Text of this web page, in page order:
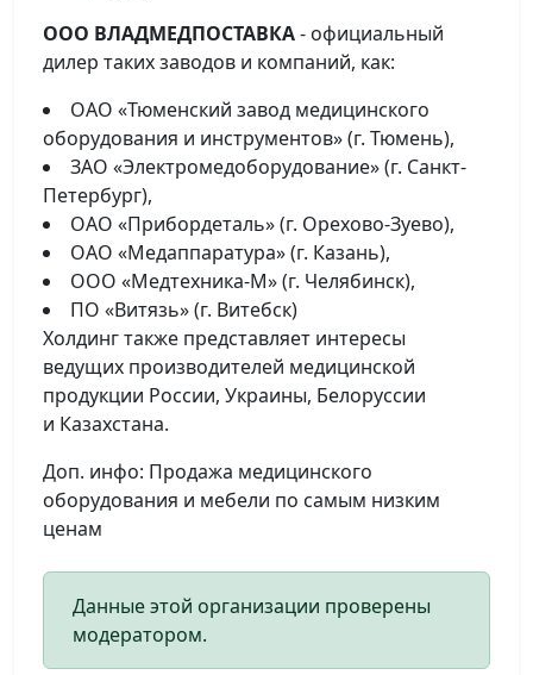
ООО ВЛАДМЕДПОСТАВКА- официальный
дилер таких заводов и компаний, как:
ОАО «Тюменский завод медицинского
оборудования и инструментов» (г. Тюмень),
ЗАО «Электромедоборудование» (г. Санкт-
Петербург),
ОАО «Прибордеталь» (г. Орехово-Зуево),
ОАО «Медаппаратура» (г. Казань),
ООО «Медтехника-М» (г. Челябинск),
ПО «Витязь» (г. Витебск)
Холдинг также представляет интересы
ведущих производителей медицинской
продукции России, Украины, Белоруссии
и Казахстана.
Доп. инфо: Продажа медицинского
оборудования и мебели по самым низким
ценам
Данные этой организации проверены
модератором.